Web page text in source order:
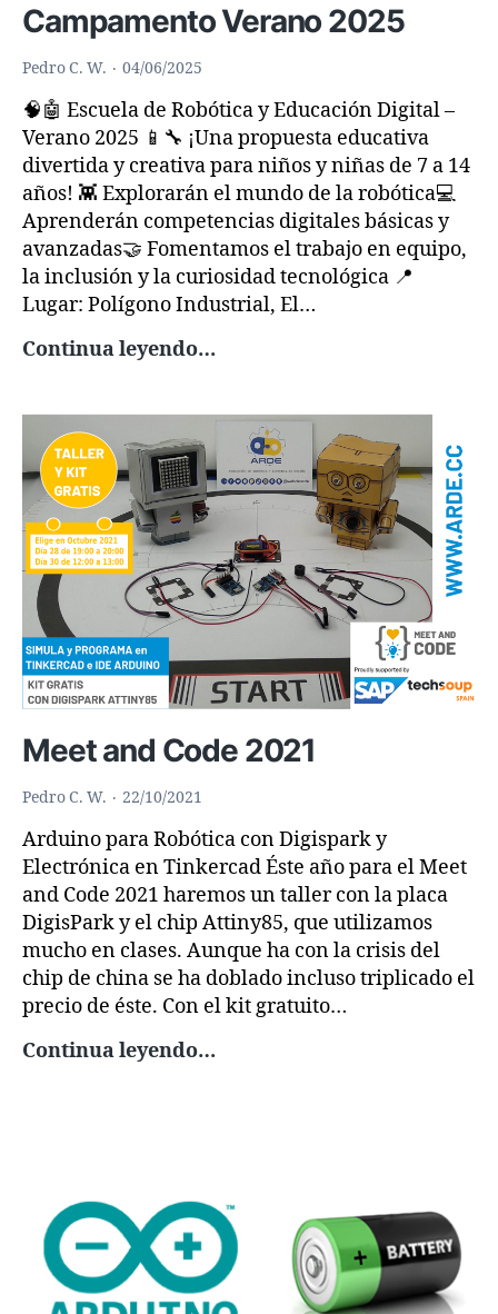
Campamento Verano 2025
Pedro C. W. 04/06/2025
🧠🤖 Escuela de Robótica y Educación Digital –
Verano 2025 📱🔧 ¡Una propuesta educativa
divertida y creativa para niños y niñas de 7 a 14
años! 👾 Explorarán el mundo de la robótica💻
Aprenderán competencias digitales básicas y
avanzadas🤝 Fomentamos el trabajo en equipo,
la inclusión y la curiosidad tecnológica 📍
Lugar: Polígono Industrial, El…
Continua leyendo…Campamento
Meet and Code 2021
Pedro C. W. 22/10/2021
Arduino para Robótica con Digispark y
Electrónica en Tinkercad Éste año para el Meet
and Code 2021 haremos un taller con la placa
DigisPark y el chip Attiny85, que utilizamos
mucho en clases. Aunque ha con la crisis del
chip de china se ha doblado incluso triplicado el
precio de éste. Con el kit gratuito…
Continua leyendo…Meet